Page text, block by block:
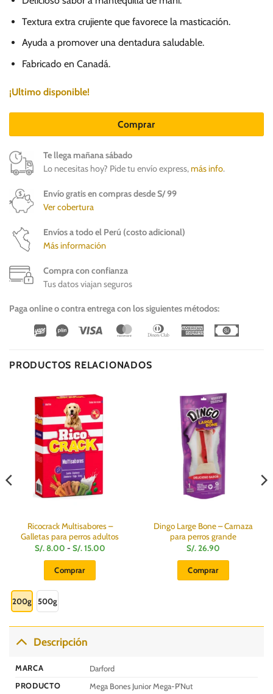
Textura extra crujiente que favorece la masticación.
Ayuda a promover una dentadura saludable.
Fabricado en Canadá.
¡Ultimo disponible!
Comprar
Te llega mañana sábado
Lo necesitas hoy? Pide tu envío express,más info.
Envío gratis en compras desde S/ 99
Ver cobertura
Envíos a todo el Perú (costo adicional)
Más información
Compra con confianza
Tus datos viajan seguros
Paga online o contra entrega con los siguientes métodos:
Wirecard
Vipps Visa MasterCardDinners
American
PRODUCTOS RELACIONADOS
Ricocrack Multisabores –
Galletas para perros adultos
S/.8.00 - S/.15.00Rango
Comprar
múltiples
variantes.
pueden
200g 500g
Dingo Large Bone – Carnaza
para perros grande
S/.26.90
Comprar
Descripción
MARCA
Darford
PRODUCTO
Mega Bones Junior Mega-P’Nut